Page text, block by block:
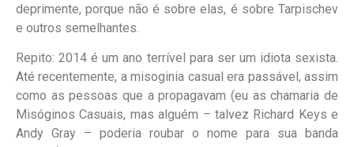
deprimente, porque não é sobre elas, é sobre Tarpischev
e outros semelhantes.
Repito: 2014 é um ano terrível para ser um idiota sexista.
Até recentemente, a misoginia casual era passável, assim
como as pessoas que a propagavam (eu as chamaria de
Misóginos Casuais, mas alguém – talvez Richard Keys e
Andy Gray – poderia roubar o nome para sua banda